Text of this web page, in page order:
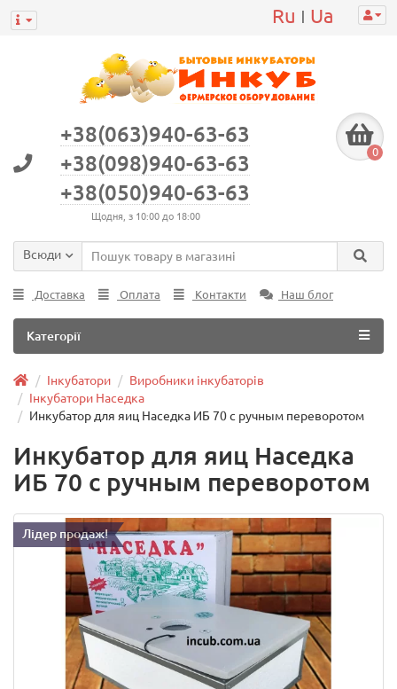
Ru | Ua
+38(063)940-63-63
+38(098)940-63-63
+38(050)940-63-63
Щодня, з 10:00 до 18:00
0
Всюди
Доставка Оплата Контакти Наш блог
Категорії
Інкубатори
Виробники інкубаторів
Інкубатори Наседка
Инкубатор для яиц Наседка ИБ 70 с ручным переворотом
Инкубатор для яиц Наседка
ИБ 70 с ручным переворотом
Лідер продаж!